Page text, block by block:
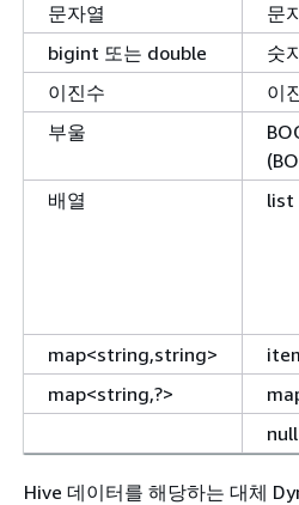
문자열
문
bigint 또는 double
숫
이진수
이
부울
배열
list
map<string,string>
map<string,?>
Hive 데이터를 해당하는 대체